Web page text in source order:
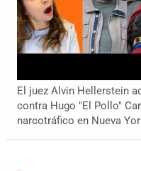
El juez Alvin Hellerstein
contra Hugo "El Pollo"
narcotráfico en Nueva